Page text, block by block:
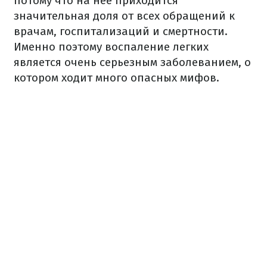
значительная доля от всех обращений к
врачам, госпитализаций и смертности.
Именно поэтому воспаление легких
является очень серьезным заболеванием, о
котором ходит много опасных мифов.